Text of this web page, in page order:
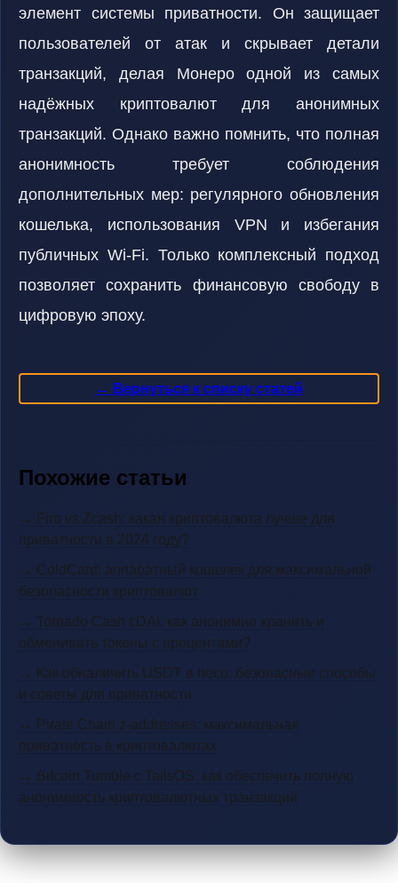
элемент системы приватности. Он защищает
пользователей от атак и скрывает детали
транзакций, делая Монеро одной из самых
надёжных криптовалют для анонимных
транзакций. Однако важно помнить, что полная
анонимность требует соблюдения
дополнительных мер: регулярного обновления
кошелька, использования VPN и избегания
публичных Wi-Fi. Только комплексный подход
позволяет сохранить финансовую свободу в
цифровую эпоху.
← Вернуться к списку статей
Похожие статьи
→ Firo vs Zcash: какая криптовалюта лучше для
приватности в 2024 году?
→ ColdCard: аппаратный кошелек для максимальной
безопасности криптовалют
→ Tornado Cash cDAI: как анонимно хранить и
обменивать токены с процентами?
→ Как обналичить USDT в песо: безопасные способы
и советы для приватности
→ Pirate Chain z-addresses: максимальная
приватность в криптовалютах
→ Bitcoin Tumble с TailsOS: как обеспечить полную
анонимность криптовалютных транзакций